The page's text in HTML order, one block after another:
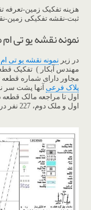
هزینه تفکیک زمین-تعرفه
ثبت-نقشه تفکیکی زمین-
نمونه نقشه یو تی
در زیر نمونه نقشه یو تی ام
مهندس آبکار ) تفکیک
مجاور دارای شماره قطعه
پلاک فرعی
اول و ملک دوم، 227 نفر در ادراه ثبت مربوطه سند اخذ کرده اند.